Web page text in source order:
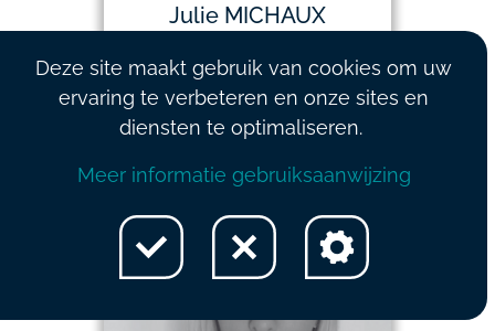
Julie MICHAUX
081/13.87.63
Deze site maakt gebruik van cookies om uw
ervaring te verbeteren en onze sites en
diensten te optimaliseren.
Meer informatie gebruiksaanwijzing